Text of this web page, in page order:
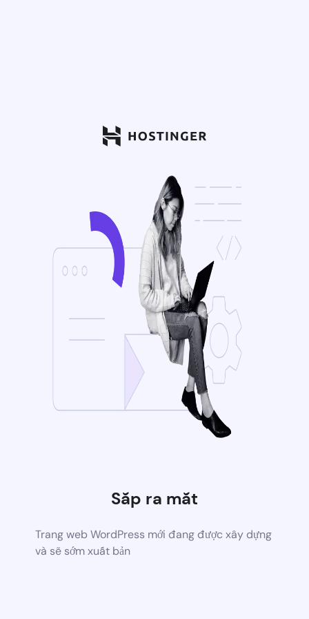
Sắp ra mắt
Trang web WordPress mới đang được xây dựng
và sẽ sớm xuất bản